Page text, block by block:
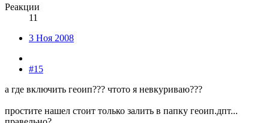
Реакции
11
3 Ноя 2008
#15
а где включить геоип??? чтото я невкуриваю???
простите нашел стоит только залить в папку геоип.дпт...